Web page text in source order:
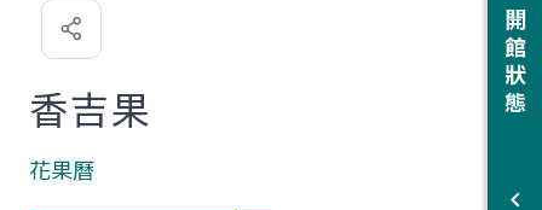
開館狀態
喜
歡
香吉果
花果曆